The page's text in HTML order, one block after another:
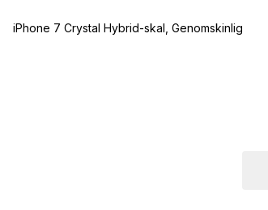
iPhone 7 Crystal Hybrid-skal, Genomskinlig